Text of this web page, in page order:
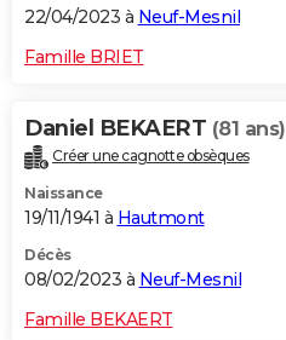
22/04/2023 à Neuf-Mesnil
Famille BRIET
Daniel BEKAERT (81 ans)
Créer une cagnotte obsèques
Naissance
19/11/1941 à Hautmont
Décès
08/02/2023 à Neuf-Mesnil
Famille BEKAERT